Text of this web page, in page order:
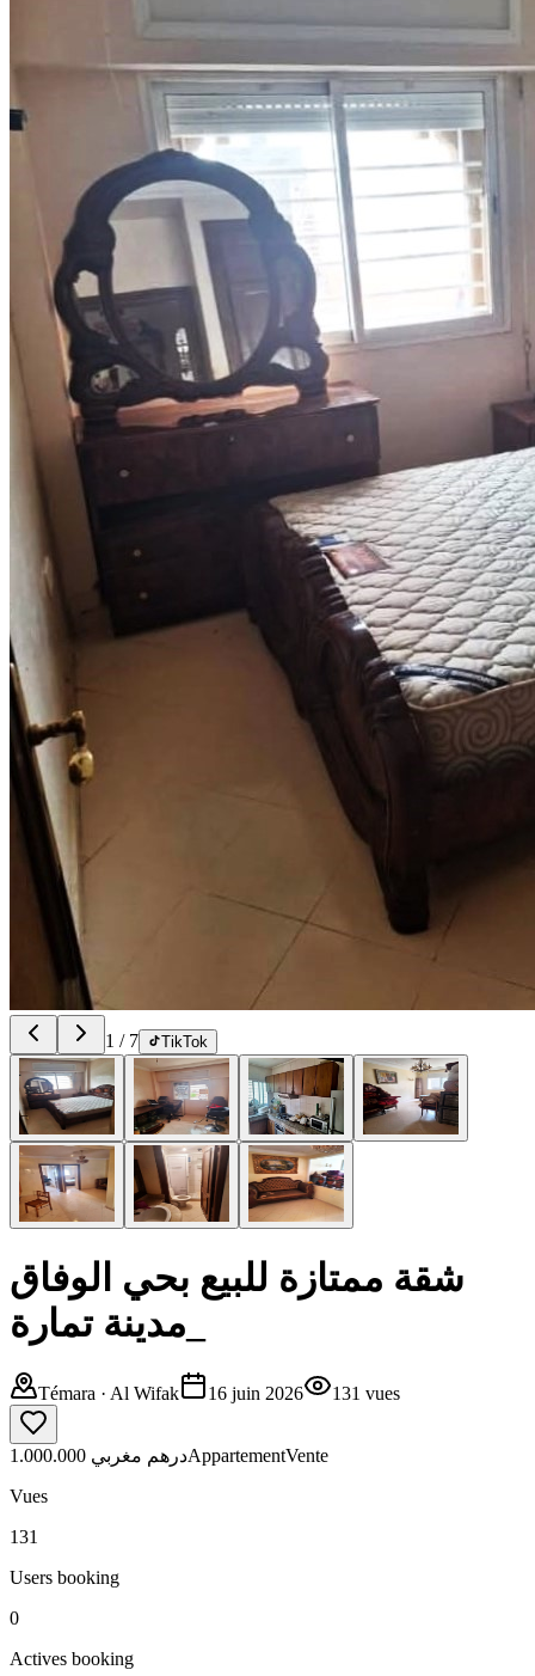
1 / 7 TikTok
شقة ممتازة للبيع بحي الوفاق
_مدينة تمارة
Témara · Al Wifak 16 juin 2026 131 vues
1.000.000 درهم مغربيAppartementVente
Vues
131
Users booking
0
Actives booking